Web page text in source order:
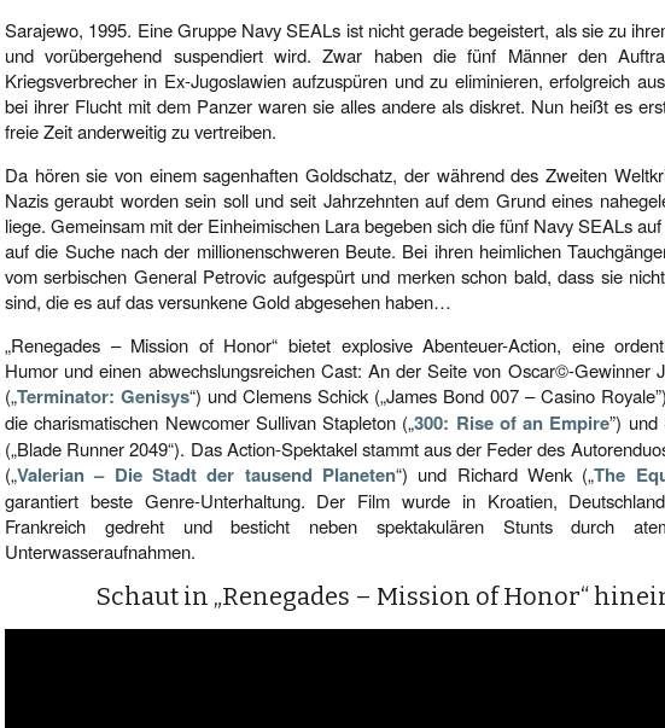
Sarajewo, 1995. Eine Gruppe Navy SEALs ist nicht gerade begeistert, als sie zu
und vorübergehend suspendiert wird. Zwar haben die fünf Männer den
Kriegsverbrecher in Ex-Jugoslawien aufzuspüren und zu eliminieren, erfolgreich
bei ihrer Flucht mit dem Panzer waren sie alles andere als diskret. Nun heißt es
freie Zeit anderweitig zu vertreiben.
Da hören sie von einem sagenhaften Goldschatz, der während des Zweiten
Nazis geraubt worden sein soll und seit Jahrzehnten auf dem Grund eines
liege. Gemeinsam mit der Einheimischen Lara begeben sich die fünf Navy SEALs
auf die Suche nach der millionenschweren Beute. Bei ihren heimlichen
vom serbischen General Petrovic aufgespürt und merken schon bald, dass sie
sind, die es auf das versunkene Gold abgesehen haben…
„Renegades – Mission of Honor“ bietet explosive Abenteuer-Action, eine
Humor und einen abwechslungsreichen Cast: An der Seite von Oscar©-Gewinner
(„Terminator: Genisys“) und Clemens Schick („James Bond 007 – Casino
die charismatischen Newcomer Sullivan Stapleton („300: Rise of an Empire”) und
(„Blade Runner 2049“). Das Action-Spektakel stammt aus der Feder des
(„Valerian – Die Stadt der tausend Planeten“) und Richard Wenk („The
garantiert beste Genre-Unterhaltung. Der Film wurde in Kroatien,
Frankreich gedreht und besticht neben spektakulären Stunts durch
Unterwasseraufnahmen.
Schaut in „Renegades – Mission of Honor“